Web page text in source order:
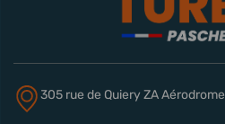
305 rue de QuieryZA Aérodrome